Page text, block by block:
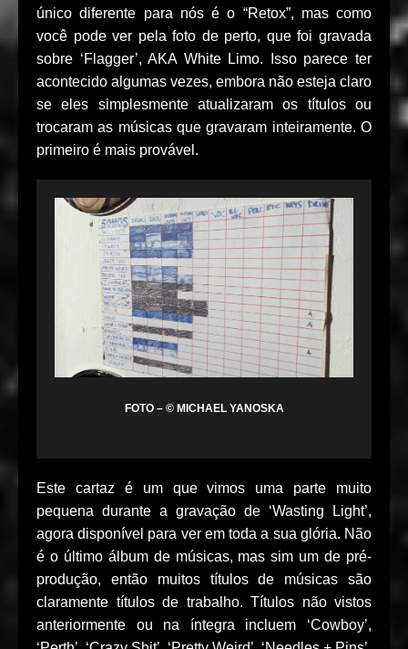
único diferente para nós é o “Retox”, mas como
você pode ver pela foto de perto, que foi gravada
sobre ‘Flagger’, AKA White Limo. Isso parece ter
acontecido algumas vezes, embora não esteja claro
se eles simplesmente atualizaram os títulos ou
trocaram as músicas que gravaram inteiramente. O
primeiro é mais provável.
FOTO – © MICHAEL YANOSKA
Este cartaz é um que vimos uma parte muito
pequena durante a gravação de ‘Wasting Light’,
agora disponível para ver em toda a sua glória. Não
é o último álbum de músicas, mas sim um de pré-
produção, então muitos títulos de músicas são
claramente títulos de trabalho. Títulos não vistos
anteriormente ou na íntegra incluem ‘Cowboy’,